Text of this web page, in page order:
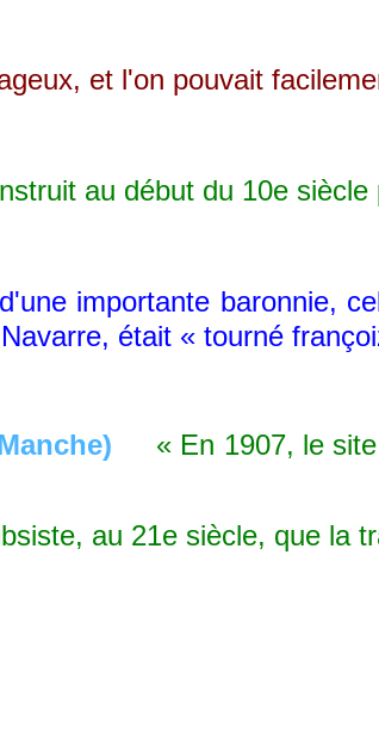
et l'on pouvait
au début du 10e
importante baronnie,
était « tourné
« En 1907, le site
au 21e siècle, que la